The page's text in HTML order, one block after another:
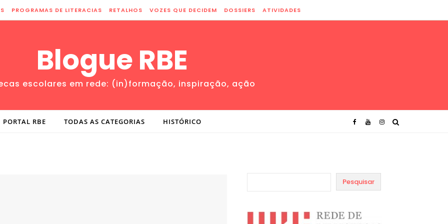
PROGRAMAS DE LITERACIAS RETALHOS VOZES QUE DECIDEM DOSSIERS ATIVIDADES
Blogue RBE
escolares em rede: (in)formação, inspiração, ação
PORTAL RBE TODAS AS CATEGORIAS HISTÓRICO
Pesquisar